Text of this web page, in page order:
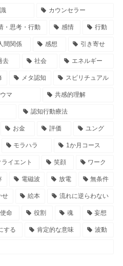
カウンセラー
・思考・行動 感情 行動
間関係 感想 引き寄せ
去 社会 エネルギー
メタ認知 スピリチュアル
マ 共感的理解
認知行動療法
お金 評価 ユング
モラハラ 1か月コース
ライエント 笑顔 ワーク
電磁波 放電 無条件
せ 絵本 流れに逆らわない
使命 役割 魂 妄想
する 肯定的な意味 波動